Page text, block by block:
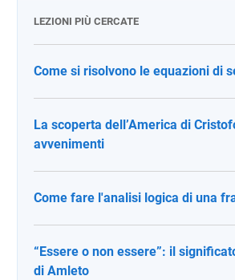
LEZIONI PIÙ CERCATE
Come si risolvono le equazioni di
La scoperta dell’America di
avvenimenti
Come fare l'analisi logica di una
“Essere o non essere”: il
di Amleto